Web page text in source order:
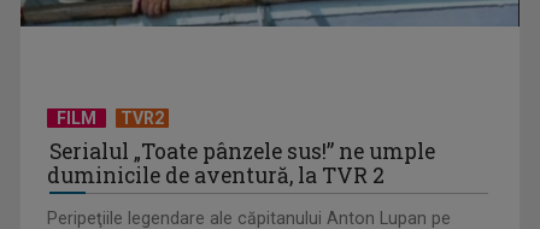
CONCACAF respinge planul FIFA de privatizare parțială a
FILM TVR2
Serialul „Toate pânzele sus!” ne umple
duminicile de aventură, la TVR 2
Peripeţiile legendare ale căpitanului Anton Lupan pe